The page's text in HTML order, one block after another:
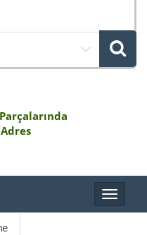
Toggle